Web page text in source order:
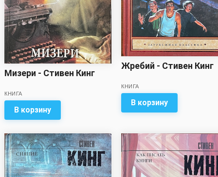
Мизери - Стивен Кинг
КНИГА
В корзину
Жребий - Стивен Кинг
КНИГА
В корзину